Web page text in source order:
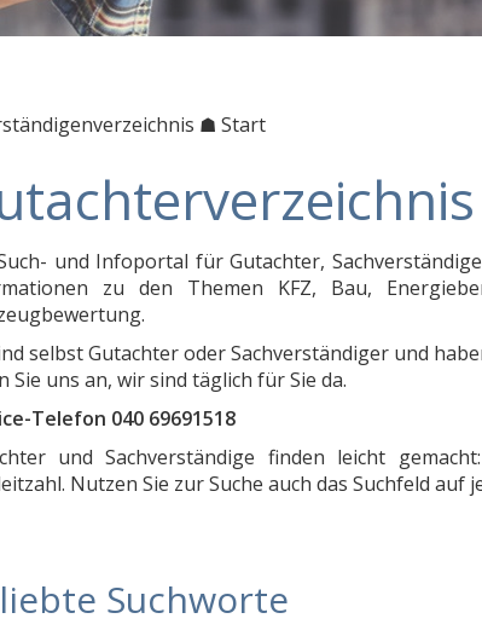
☗ Start
und Infoportal für Gutachter,
zu den Themen KFZ, Bau,
selbst Gutachter oder Sachverständiger und
Sie uns an, wir sind täglich für Sie da.
Telefon 040 69691518
und Sachverständige finden leicht
Nutzen Sie zur Suche auch das Suchfeld auf
Suchworte